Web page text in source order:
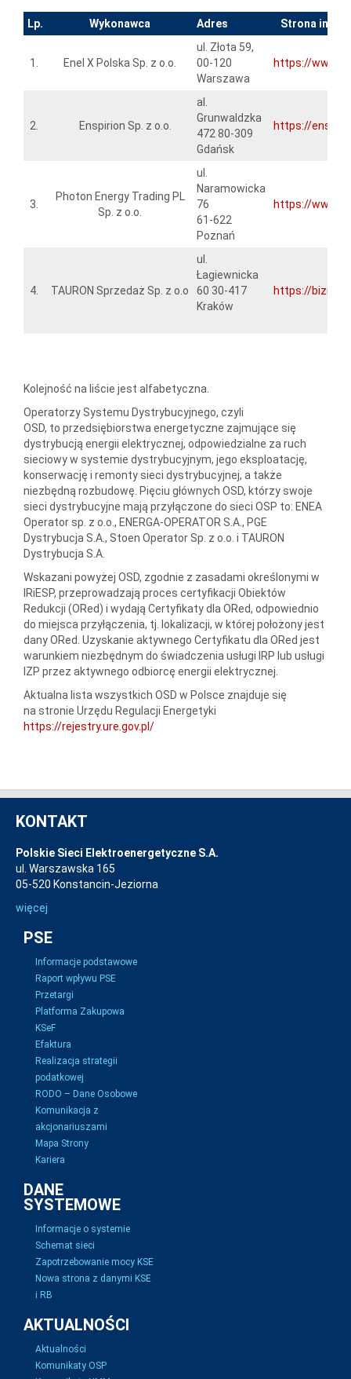
Lp. Wykonawca Adres Strona
1. Enel X Polska Sp. z o.o.
ul. Złota 59,
00-120
Warszawa
https://
2. Enspirion Sp. z o.o.
al.
Grunwaldzka
472 80-309
Gdańsk
https://
3.
Photon Energy Trading PL
Sp. z o.o.
ul.
Naramowicka
76
61-622
Poznań
https://
4. TAURON Sprzedaż Sp. z o.o
ul.
Łagiewnicka
60 30-417
Kraków
https://
Kolejność na liście jest alfabetyczna.
Operatorzy Systemu Dystrybucyjnego, czyli
OSD, to przedsiębiorstwa energetyczne zajmujące się
dystrybucją energii elektrycznej, odpowiedzialne za ruch
sieciowy w systemie dystrybucyjnym, jego eksploatację,
konserwację i remonty sieci dystrybucyjnej, a także
niezbędną rozbudowę. Pięciu głównych OSD, którzy swoje
sieci dystrybucyjne mają przyłączone do sieci OSP to: ENEA
Operator sp. z o.o., ENERGA-OPERATOR S.A., PGE
Dystrybucja S.A., Stoen Operator Sp. z o.o. i TAURON
Dystrybucja S.A.
Wskazani powyżej OSD, zgodnie z zasadami określonymi w
IRiESP, przeprowadzają proces certyfikacji Obiektów
Redukcji (ORed) i wydają Certyfikaty dla ORed, odpowiednio
do miejsca przyłączenia, tj. lokalizacji, w której położony jest
dany ORed. Uzyskanie aktywnego Certyfikatu dla ORed jest
warunkiem niezbędnym do świadczenia usługi IRP lub usługi
IZP przez aktywnego odbiorcę energii elektrycznej.
Aktualna lista wszystkich OSD w Polsce znajduje się
na stronie Urzędu Regulacji Energetyki
https://rejestry.ure.gov.pl/
KONTAKT
Polskie Sieci Elektroenergetyczne S.A.
ul. Warszawska 165
05-520 Konstancin-Jeziorna
więcej
PSE
Informacje podstawowe
Raport wpływu PSE
Przetargi
Platforma Zakupowa
KSeF
Efaktura
Realizacja strategii
podatkowej
RODO – Dane Osobowe
Komunikacja z
akcjonariuszami
Mapa Strony
Kariera
DANE
SYSTEMOWE
Informacje o systemie
Schemat sieci
Zapotrzebowanie mocy KSE
Nowa strona z danymi KSE
i RB
AKTUALNOŚCI
Aktualności
Komunikaty OSP